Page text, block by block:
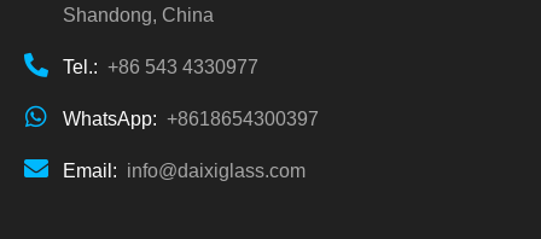
Shandong, China
Tel.: +86 543 4330977
WhatsApp: +8618654300397
Email: info@daixiglass.com